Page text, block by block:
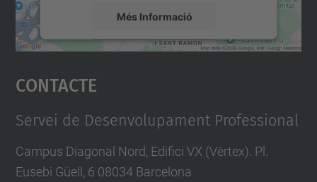
Més Informació
Accepta
powered by
Contacte
Servei de Desenvolupament Professional
Campus Diagonal Nord, Edifici VX (Vèrtex). Pl.
Eusebi Güell, 6 08034 Barcelona